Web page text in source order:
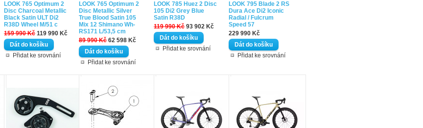
LOOK 765 Optimum 2
Disc Charcoal Metallic
Black Satin ULT Di2
R38D Wheel M/51 c
159 990 Kč 119 990 Kč
Přidat ke srovnání
LOOK 765 Optimum 2
Disc Metallic Silver
True Blood Satin 105
Mix 12 Shimano Wh-
RS171 L/53,5 cm
89 990 Kč 62 598 Kč
Přidat ke srovnání
LOOK 785 Huez 2 Disc
105 Di2 Grey Blue
Satin R38D
119 990 Kč 93 902 Kč
Přidat ke srovnání
LOOK 795 Blade 2 RS
Dura Ace Di2 Iconic
Radial / Fulcrum
Speed 57
229 990 Kč
Přidat ke srovnání